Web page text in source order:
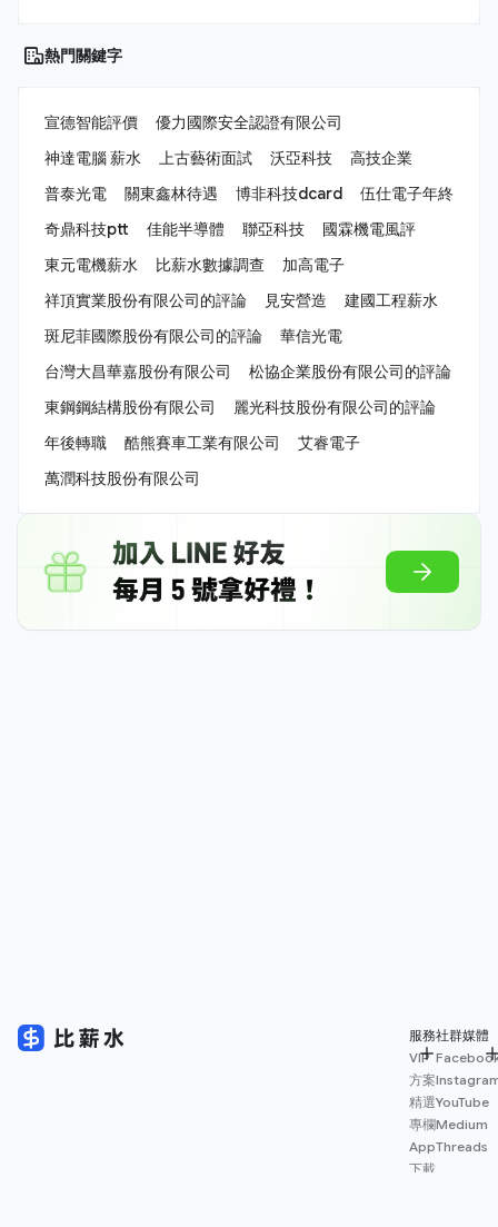
熱門關鍵字
宣德智能評價
優力國際安全認證有限公司
神達電腦 薪水
上古藝術面試 沃亞科技
高技企業
普泰光電
關東鑫林待遇 博非科技dcard
伍仕電子年終
奇鼎科技ptt
佳能半導體 聯亞科技
國霖機電風評
東元電機薪水
比薪水數據調查
加高電子
祥頂實業股份有限公司的評論
見安營造
建國工程薪水
斑尼菲國際股份有限公司的評論
華信光電
台灣大昌華嘉股份有限公司
松協企業股份有限公司的評論
東鋼鋼結構股份有限公司
麗光科技股份有限公司的評論
年後轉職
酷熊賽車工業有限公司
艾睿電子
萬潤科技股份有限公司
服務
VIP
方案
精選
專欄
App
下載
社群媒體
YouTube
Medium
Threads